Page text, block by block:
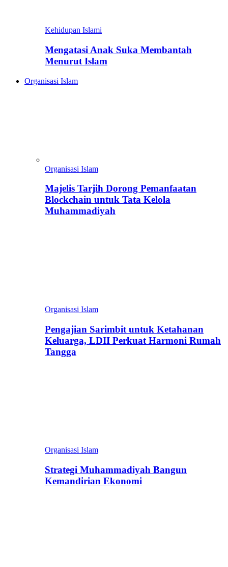
Kehidupan Islami
Mengatasi Anak Suka Membantah
Menurut Islam
Organisasi Islam
Organisasi Islam
Majelis Tarjih Dorong Pemanfaatan
Blockchain untuk Tata Kelola
Muhammadiyah
Organisasi Islam
Pengajian Sarimbit untuk Ketahanan
Keluarga, LDII Perkuat Harmoni Rumah
Tangga
Organisasi Islam
Strategi Muhammadiyah Bangun
Kemandirian Ekonomi